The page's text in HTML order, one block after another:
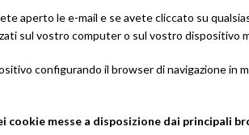
aperto le e-mail e se avete cliccato su
sul vostro computer o sul vostro dispositivo
configurando il browser di navigazione in
messe a disposizione dai principali